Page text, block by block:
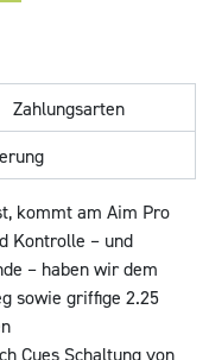
Zahlungsarten
kommt am Aim Pro
Kontrolle – und
– haben wir dem
sowie griffige 2.25
Cues Schaltung von